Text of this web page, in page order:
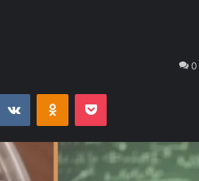
0
VKontakteOdnoklassniki
Pocket